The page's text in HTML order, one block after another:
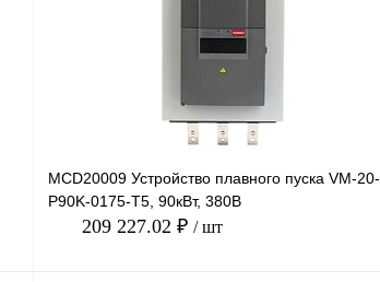
MCD20009 Устройство плавного пуска VM-20-
P90K-0175-T5, 90кВт, 380В
209 227.02 ₽ / шт